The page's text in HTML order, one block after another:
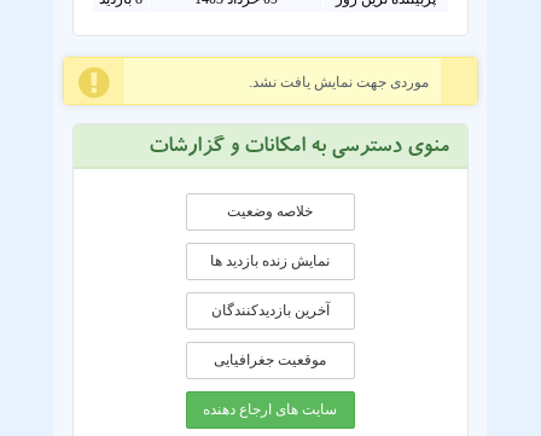
موردی جهت نمایش یافت نشد.
منوی دسترسی به امکانات و گزارشات
خلاصه وضعیت
نمایش زنده بازدید ها
آخرین بازدیدکنندگان
موقعيت جغرافيايی
سایت های ارجاع دهنده